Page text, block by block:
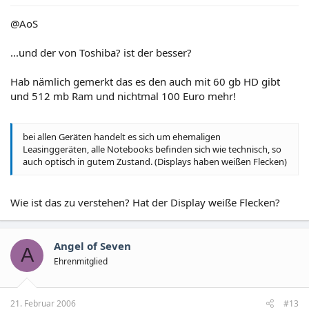
@AoS
...und der von Toshiba? ist der besser?
Hab nämlich gemerkt das es den auch mit 60 gb HD gibt
und 512 mb Ram und nichtmal 100 Euro mehr!
bei allen Geräten handelt es sich um ehemaligen
Leasinggeräten, alle Notebooks befinden sich wie technisch, so
auch optisch in gutem Zustand. (Displays haben weißen Flecken)
Wie ist das zu verstehen? Hat der Display weiße Flecken?
A Angel of Seven
Ehrenmitglied
21. Februar 2006 #13